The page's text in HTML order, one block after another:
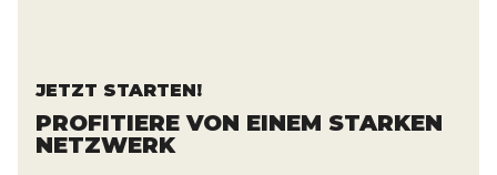
JETZT STARTEN!
PROFITIERE VON EINEM STARKEN
NETZWERK